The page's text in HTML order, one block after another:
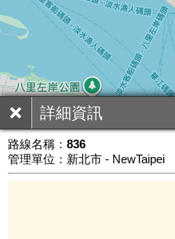
詳細資訊
路線名稱： 836
管理單位：新北市 - NewTaipei